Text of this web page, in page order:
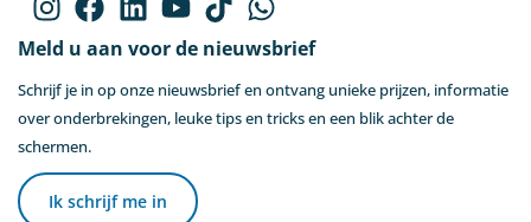
Meld u aan voor de nieuwsbrief
Schrijf je in op onze nieuwsbrief en ontvang unieke prijzen, informatie
over onderbrekingen, leuke tips en tricks en een blik achter de
schermen.
Ik schrijf me in